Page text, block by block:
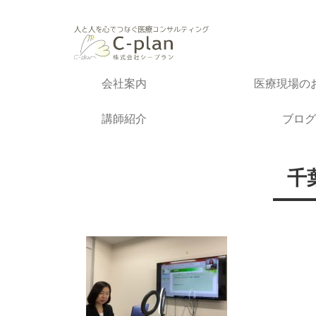
会社案内 医療現場の
講師紹介 ブログ
千